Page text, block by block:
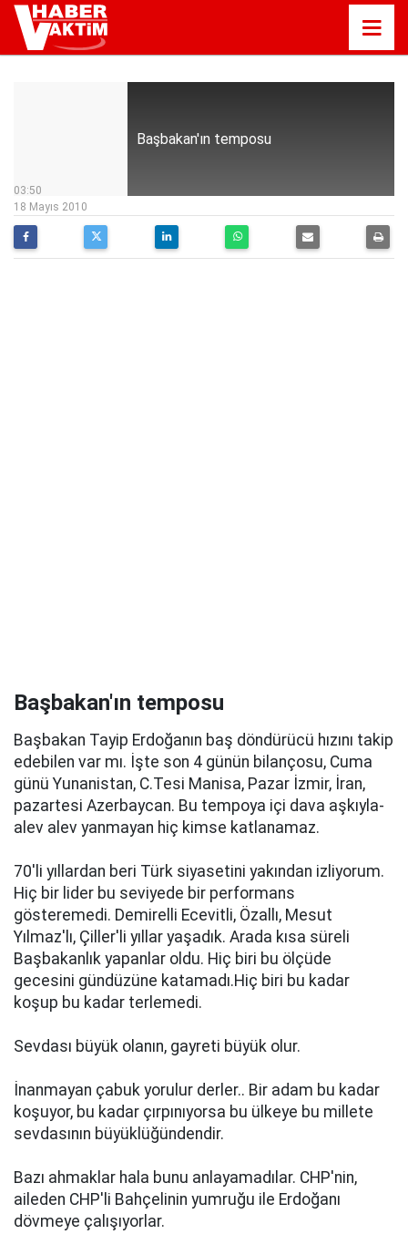
Başbakan'ın temposu
03:50
18 Mayıs 2010
Başbakan'ın temposu
Başbakan Tayip Erdoğanın baş döndürücü hızını takip
edebilen var mı. İşte son 4 günün bilançosu, Cuma
günü Yunanistan, C.Tesi Manisa, Pazar İzmir, İran,
pazartesi Azerbaycan. Bu tempoya içi dava aşkıyla-
alev alev yanmayan hiç kimse katlanamaz.
70'li yıllardan beri Türk siyasetini yakından izliyorum.
Hiç bir lider bu seviyede bir performans
gösteremedi. Demirelli Ecevitli, Özallı, Mesut
Yılmaz'lı, Çiller'li yıllar yaşadık. Arada kısa süreli
Başbakanlık yapanlar oldu. Hiç biri bu ölçüde
gecesini gündüzüne katamadı.Hiç biri bu kadar
koşup bu kadar terlemedi.
Sevdası büyük olanın, gayreti büyük olur.
İnanmayan çabuk yorulur derler.. Bir adam bu kadar
koşuyor, bu kadar çırpınıyorsa bu ülkeye bu millete
sevdasının büyüklüğündendir.
Bazı ahmaklar hala bunu anlayamadılar. CHP'nin,
aileden CHP'li Bahçelinin yumruğu ile Erdoğanı
dövmeye çalışıyorlar.